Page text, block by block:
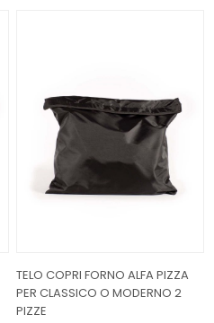
TELO COPRI FORNO ALFA PIZZA
PER CLASSICO O MODERNO 2
PIZZE